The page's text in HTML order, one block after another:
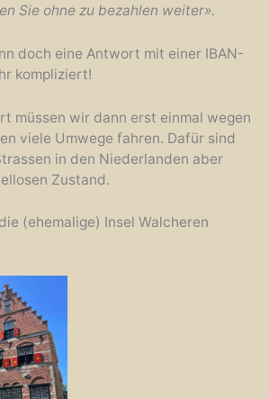
Sie ohne zu bezahlen weiter».
doch eine Antwort mit einer IBAN-
kompliziert!
müssen wir dann erst einmal wegen
viele Umwege fahren. Dafür sind
in den Niederlanden aber
Zustand.
(ehemalige) Insel Walcheren